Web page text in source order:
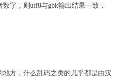
字，则utf8与gbk输出结果一致，
方，什么乱码之类的几乎都是由汉